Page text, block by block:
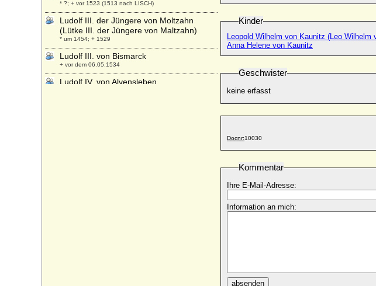
Kinder
Leopold Wilhelm von Kaunitz (Leo Wilhelm
Anna Helene von Kaunitz
Geschwister
keine erfasst
Docnr:10030
Kommentar
Ihre E-Mail-Adresse:
Information an mich:
absenden
* ?; + vor 1523 (1513 nach LISCH)
Ludolf III. der Jüngere von Moltzahn
(Lütke III. der Jüngere von Maltzahn)
* um 1454; + 1529
Ludolf III. von Bismarck
+ vor dem 06.05.1534
Ludolf IV. von Alvensleben